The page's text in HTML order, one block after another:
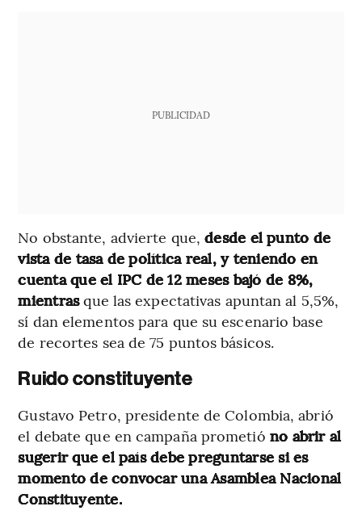
PUBLICIDAD
No obstante, advierte que,desde el punto de
vista de tasa de política real, y teniendo en
cuenta que el IPC de 12 meses bajó de 8%,
mientrasque las expectativas apuntan al 5,5%,
sí dan elementos para que su escenario base
de recortes sea de 75 puntos básicos.
Ruido constituyente
Gustavo Petro, presidente de Colombia, abrió
el debate que en campaña prometió no abrir al
sugerir que el país debe preguntarse si es
momento de convocar una Asamblea Nacional
Constituyente.